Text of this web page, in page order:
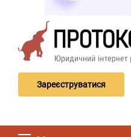
Зареєструватися